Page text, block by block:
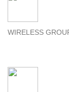
WIRELESS